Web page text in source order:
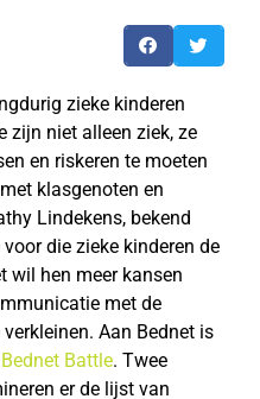
zieke kinderen
zijn niet alleen ziek, ze
en riskeren te moeten
klasgenoten en
Lindekens, bekend
die zieke kinderen de
wil hen meer kansen
met de
Aan Bednet is
Bednet Battle. Twee
er de lijst van